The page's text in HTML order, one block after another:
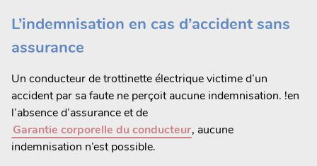
L’indemnisation en cas d’accident sans
assurance
Un conducteur de trottinette électrique victime d’un
accident par sa faute ne perçoit aucune indemnisation. !en
l’absence d’assurance et de
Garantie corporelle du conducteur, aucune
indemnisation n’est possible.